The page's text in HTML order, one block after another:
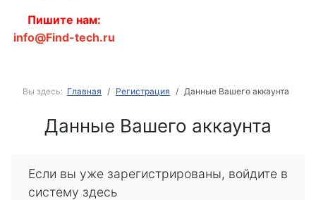
Пишите нам:
info@Find-tech.ru
Вы здесь: Главная Регистрация Данные Вашего аккаунта
Данные Вашего аккаунта
Если вы уже зарегистрированы, войдите в
систему здесь